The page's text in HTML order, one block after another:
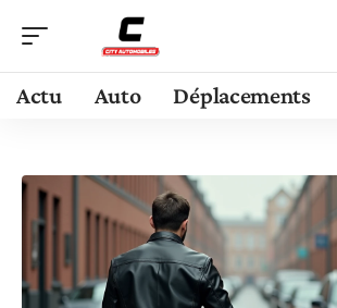
Actu Auto Déplacements